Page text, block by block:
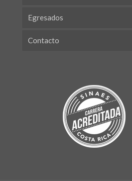
Egresados
Contacto